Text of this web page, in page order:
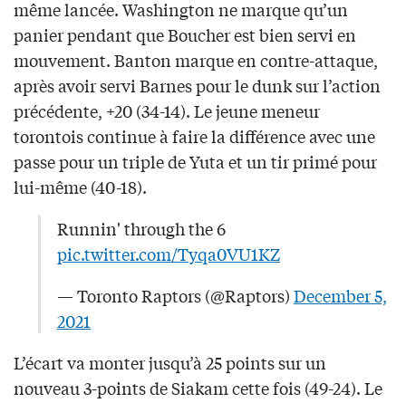
même lancée. Washington ne marque qu’un
panier pendant que Boucher est bien servi en
mouvement. Banton marque en contre-attaque,
après avoir servi Barnes pour le dunk sur l’action
précédente, +20 (34-14). Le jeune meneur
torontois continue à faire la différence avec une
passe pour un triple de Yuta et un tir primé pour
lui-même (40-18).
Runnin' through the 6
pic.twitter.com/Tyqa0VU1KZ
— Toronto Raptors (@Raptors)December 5,
2021
L’écart va monter jusqu’à 25 points sur un
nouveau 3-points de Siakam cette fois (49-24). Le